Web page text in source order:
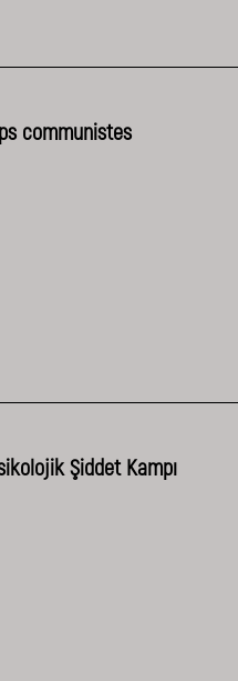
communistes
Şiddet Kampı